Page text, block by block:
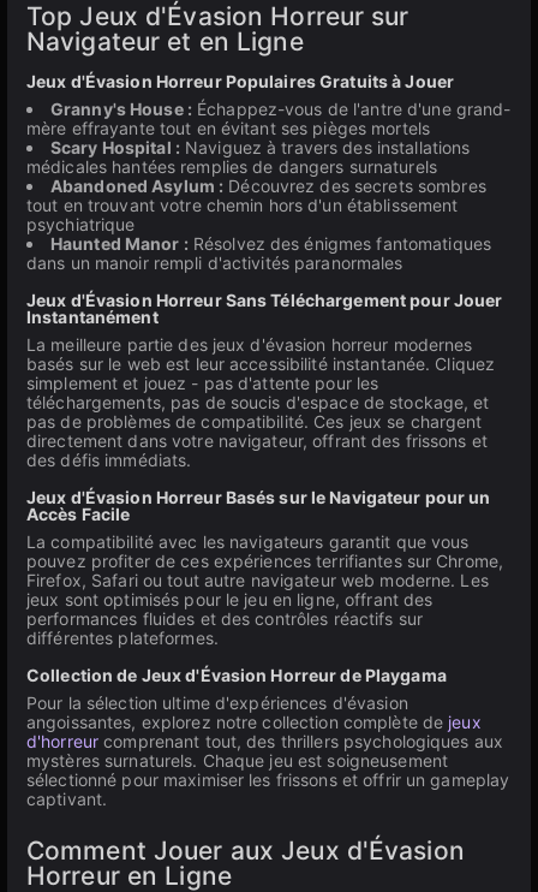
Top Jeux d'Évasion Horreur sur
Navigateur et en Ligne
Jeux d'Évasion Horreur Populaires Gratuits à Jouer
Granny's House : Échappez-vous de l'antre d'une grand-
mère effrayante tout en évitant ses pièges mortels
Scary Hospital : Naviguez à travers des installations
médicales hantées remplies de dangers surnaturels
Abandoned Asylum : Découvrez des secrets sombres
tout en trouvant votre chemin hors d'un établissement
psychiatrique
Haunted Manor : Résolvez des énigmes fantomatiques
dans un manoir rempli d'activités paranormales
Jeux d'Évasion Horreur Sans Téléchargement pour Jouer
Instantanément
La meilleure partie des jeux d'évasion horreur modernes
basés sur le web est leur accessibilité instantanée. Cliquez
simplement et jouez - pas d'attente pour les
téléchargements, pas de soucis d'espace de stockage, et
pas de problèmes de compatibilité. Ces jeux se chargent
directement dans votre navigateur, offrant des frissons et
des défis immédiats.
Jeux d'Évasion Horreur Basés sur le Navigateur pour un
Accès Facile
La compatibilité avec les navigateurs garantit que vous
pouvez profiter de ces expériences terrifiantes sur Chrome,
Firefox, Safari ou tout autre navigateur web moderne. Les
jeux sont optimisés pour le jeu en ligne, offrant des
performances fluides et des contrôles réactifs sur
différentes plateformes.
Collection de Jeux d'Évasion Horreur de Playgama
Pour la sélection ultime d'expériences d'évasion
angoissantes, explorez notre collection complète de jeux
d'horreur comprenant tout, des thrillers psychologiques aux
mystères surnaturels. Chaque jeu est soigneusement
sélectionné pour maximiser les frissons et offrir un gameplay
captivant.
Comment Jouer aux Jeux d'Évasion
Horreur en Ligne